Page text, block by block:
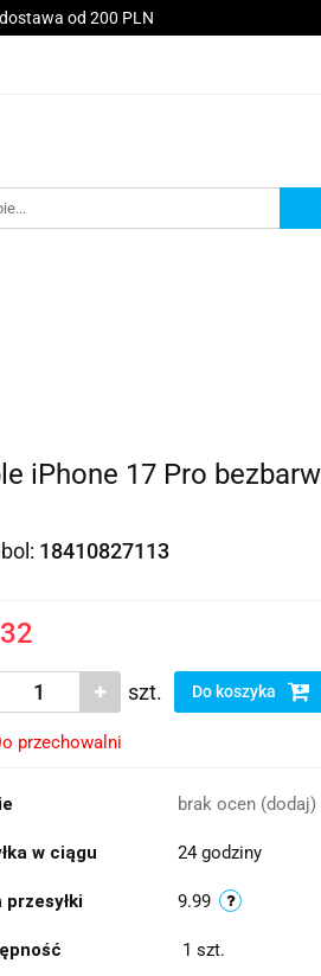
od 200 PLN
Akcesoria Serwis
iPhone 17 Pro
18410827113
szt. Do koszyka
przechowalni
brak ocen (dodaj)
w ciągu 24 godziny
przesyłki 9.99
1 szt.